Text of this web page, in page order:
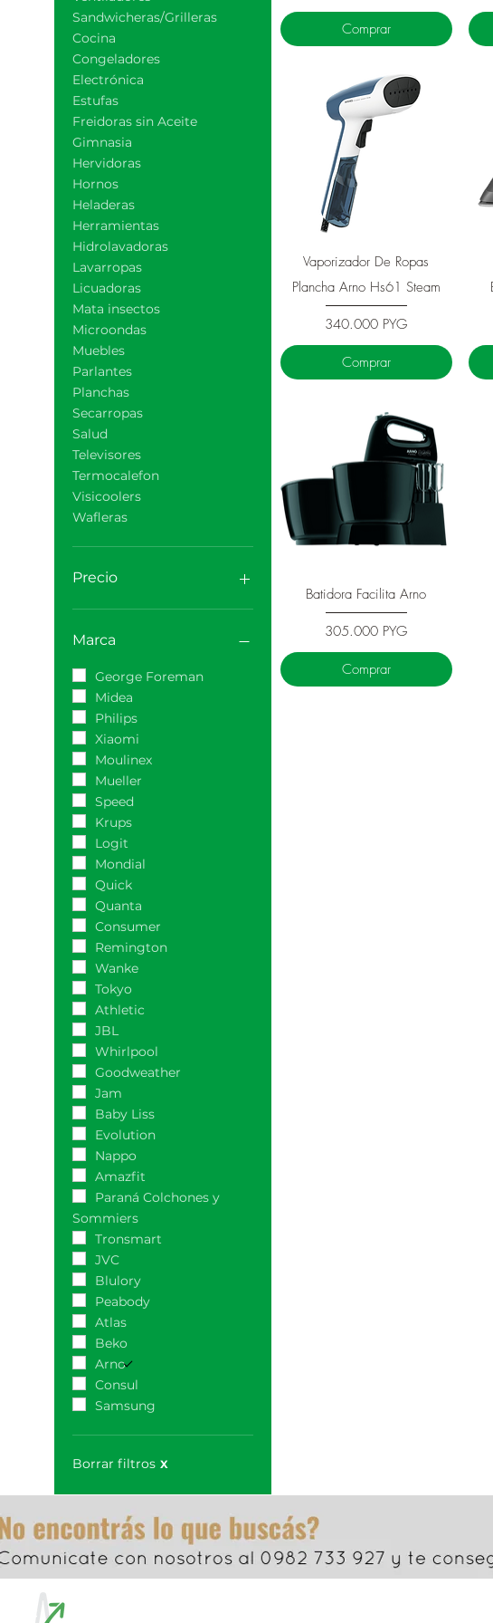
Sandwicheras/Grilleras
Cocina
Congeladores
Electrónica
Estufas
Freidoras sin Aceite
Gimnasia
Hervidoras
Hornos
Heladeras
Herramientas
Hidrolavadoras
Lavarropas
Licuadoras
Mata insectos
Microondas
Muebles
Parlantes
Planchas
Secarropas
Salud
Televisores
Termocalefon
Visicoolers
Wafleras
Precio
25.000 PYG
Marca
George Foreman
Midea
Philips
Xiaomi
Moulinex
Mueller
Speed
Krups
Logit
Mondial
Quick
Quanta
Consumer
Remington
Wanke
Tokyo
Athletic
JBL
Whirlpool
Goodweather
Jam
Baby Liss
Evolution
Nappo
Amazfit
Paraná Colchones y
Sommiers
Tronsmart
JVC
Blulory
Peabody
Atlas
Beko
Arno
Consul
Samsung
Borrar filtros X
Comprar
Vista rápida
Vaporizador De Ropas
Plancha Arno Hs61 Steam
Precio
340.000 PYG
Comprar
Vista rápida
Batidora Facilita Arno
Precio
305.000 PYG
Comprar